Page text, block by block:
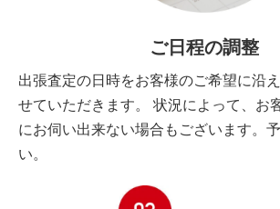
ご日程の調整
出張査定の日時をお客様のご希望に沿
せていただきます。 状況によって、お
にお伺い出来ない場合もございます。
い。